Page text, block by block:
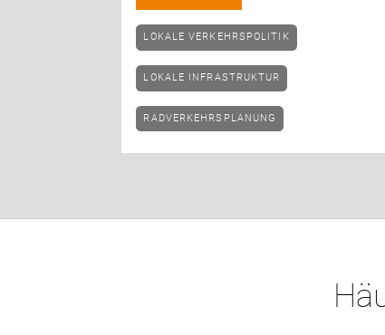
LOKALE VERKEHRSPOLITIK
LOKALE INFRASTRUKTUR
RADVERKEHRSPLANUNG